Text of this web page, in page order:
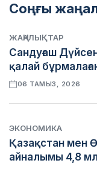
Соңғы
ЖАҢАЛЫҚТАР
Сандуғаш
қалай
06 ТАМЫЗ, 2026
ЭКОНОМИКА
Қазақстан мен
айналымы 4,8